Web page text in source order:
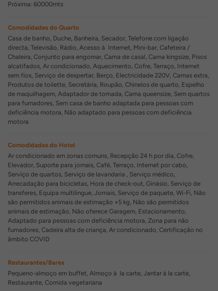
Próxima: 60000mts
Comodidades do Quarto
Casa de banho, Duche, Banheira, Secador, Telefone com ligação
directa, Televisão, Rádio, Acesso à Internet, Mini-bar, Cafeteira /
Chaleira, Conjunto para engomar, Cama de casal, Cama kingsize, Pisos
alcatifados, Ar condicionado, Aquecimento, Cofre, Terraço, Internet
sem fios, Serviço de despertar, Berço, Electricidade 220V, Camas extra,
Produtos de toilette, Secretária, Roupão, Chinelos de quarto, Espelho
de maquilhagem, Adaptador de tomada, Cama queensize, Sem quartos
para fumadores, Sem casa de banho adaptada para pessoas com
deficiência motora, Não adaptado para pessoas com deficiência
motora
Comodidades do Hotel
Ar condicionado em zonas comuns, Recepção 24 h por dia, Cofre,
Elevador, Suporte para jornais, Café, Terraço, Internet por cabo,
Serviço de quartos, Serviço de lavandaria , Serviço médico,
Arrecadação para bicicletas, Hora de check-out, Ginásio, Serviço de
transferes, Equipa multilingue, Jornais, Serviço de paquete, Wi-Fi, Não
são permitidos animais de estimação +5 kg, Não são permitidos
animais de estimação, Não oferece Garagem, Estacionamento,
Adaptado para pessoas com deficiência motora, Zona para não
fumadores, Cadeira alta de criança, Ar condicionado, Certificação no
âmbito COVID
Restaurantes/Bares
Pequeno-almoço em buffet, Almoço à la carte, Jantar à la carte,
Restaurante, Comida vegetariana